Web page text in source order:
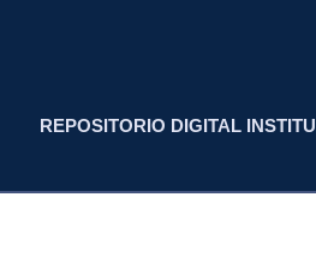
REPOSITORIO DIGITAL